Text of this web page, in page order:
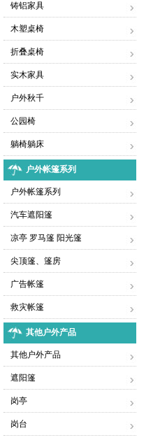
铸铝家具
木塑桌椅
折叠桌椅
实木家具
户外秋千
公园椅
躺椅躺床
户外帐篷系列
户外帐篷系列
汽车遮阳篷
凉亭 罗马篷 阳光篷
尖顶篷、篷房
广告帐篷
救灾帐篷
其他户外产品
其他户外产品
遮阳篷
岗亭
岗台